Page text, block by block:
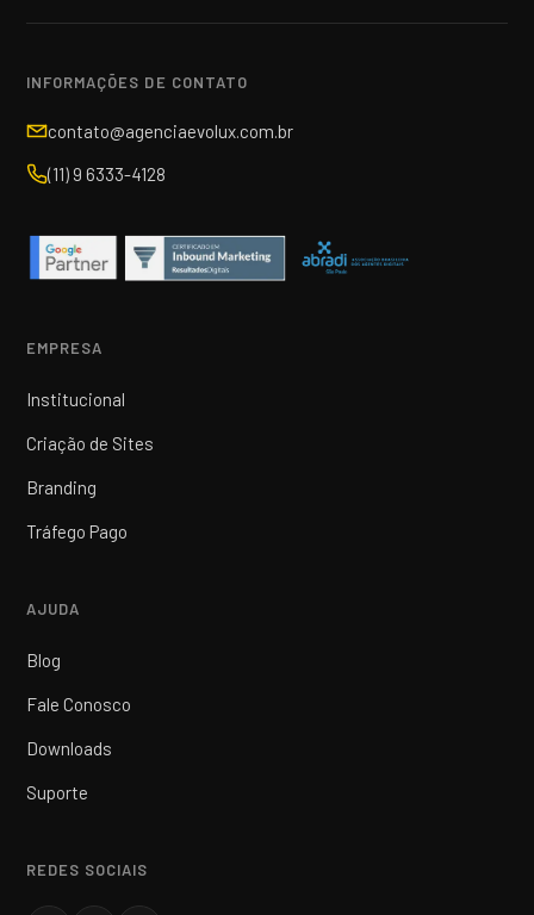
INFORMAÇÕES DE CONTATO
contato@agenciaevolux.com.br
(11) 9 6333-4128
EMPRESA
Institucional
Criação de Sites
Branding
Tráfego Pago
AJUDA
Blog
Fale Conosco
Downloads
Suporte
REDES SOCIAIS